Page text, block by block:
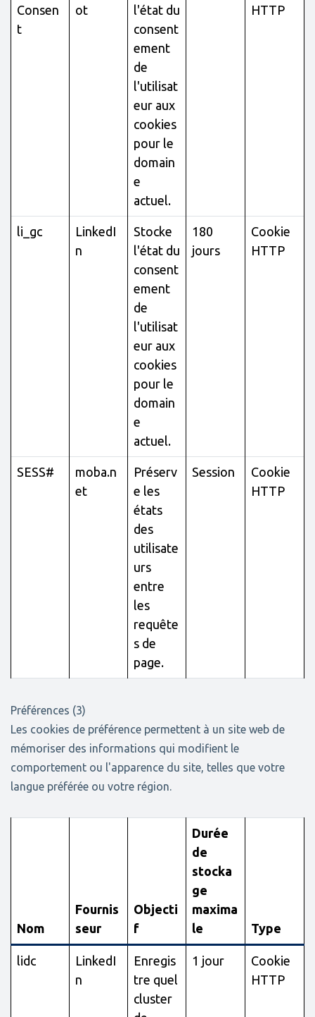
Consen
t
ot
l'état du
consent
ement
de
l'utilisat
eur aux
cookies
pour le
domain
e
actuel.
HTTP
li_gc
LinkedI
n
Stocke
l'état du
consent
ement
de
l'utilisat
eur aux
cookies
pour le
domain
e
actuel.
180
jours
Cookie
HTTP
SESS#
moba.n
et
Préserv
e les
états
des
utilisate
urs
entre
les
requête
s de
page.
Session
Cookie
HTTP
Préférences (3)
Les cookies de préférence permettent à un site web de
mémoriser des informations qui modifient le
comportement ou l'apparence du site, telles que votre
langue préférée ou votre région.
Nom
Fournis
seur
Objecti
f
Durée
de
stocka
ge
maxima
le
Type
lidc
LinkedI
n
Enregis
tre quel
cluster
1 jour
Cookie
HTTP